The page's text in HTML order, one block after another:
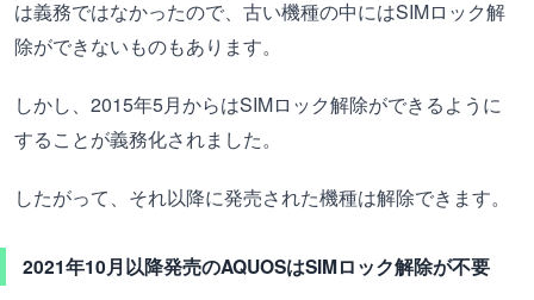
は義務ではなかったので、古い機種の中にはSIMロック解
除ができないものもあります。
しかし、2015年5月からはSIMロック解除ができるように
することが義務化されました。
したがって、それ以降に発売された機種は解除できます。
2021年10月以降発売のAQUOSはSIMロック解除が不要